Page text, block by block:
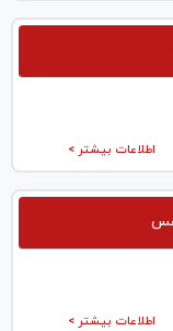
اطلاعات بیشتر >
اطلاعات بیشتر >